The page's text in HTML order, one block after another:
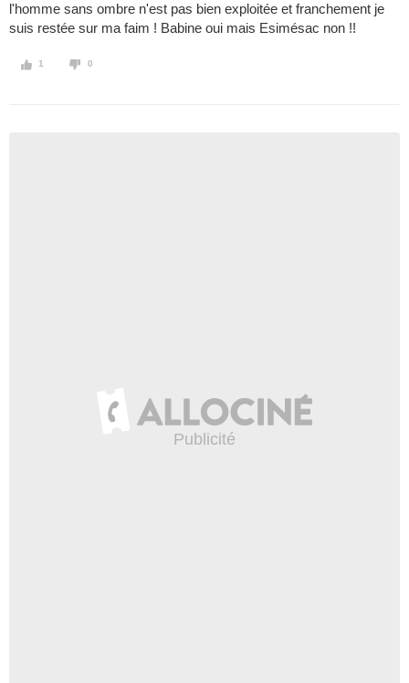
l'homme sans ombre n'est pas bien exploitée et franchement je
suis restée sur ma faim ! Babine oui mais Esimésac non !!
1 0